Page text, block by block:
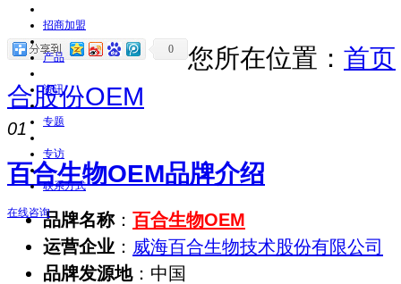
招商加盟
产品
资讯
专题
专访
联系方式
在线咨询
0 您所在位置： 首页
合股份OEM
01
百合生物OEM品牌介绍
品牌名称： 百合生物OEM
运营企业 ： 威海百合生物技术股份有限公司
品牌发源地：中国